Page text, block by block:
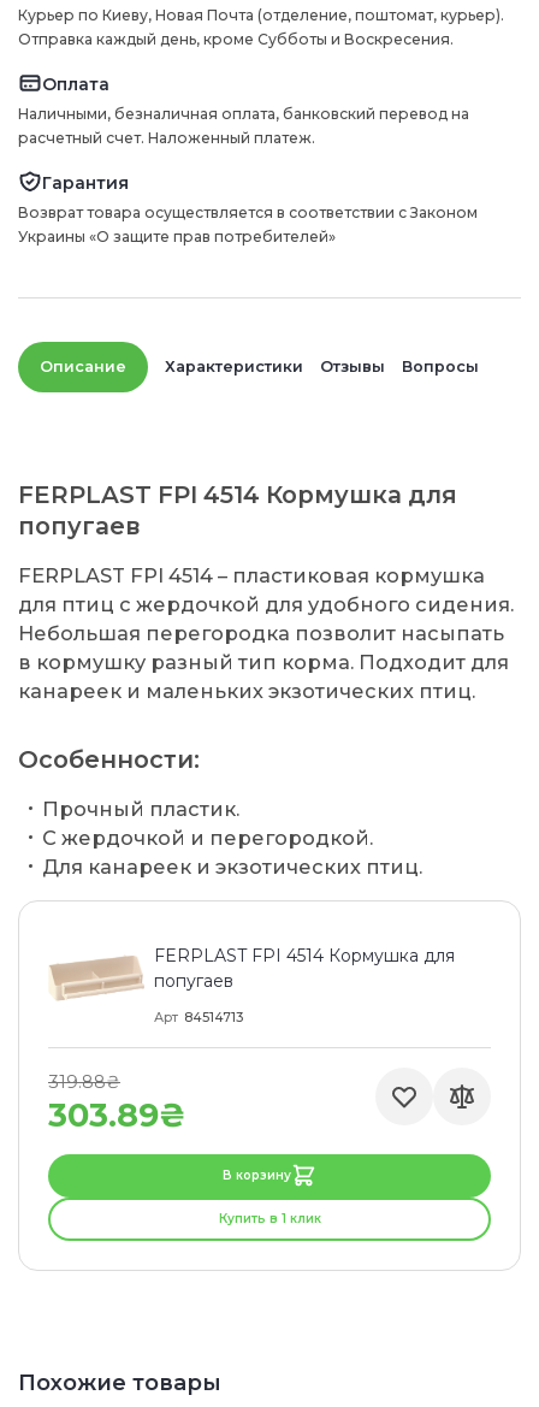
Курьер по Киеву, Новая Почта (отделение, поштомат, курьер).
Отправка каждый день, кроме Субботы и Воскресения.
Оплата
Наличными, безналичная оплата, банковский перевод на
расчетный счет. Наложенный платеж.
Гарантия
Возврат товара осуществляется в соответствии с Законом
Украины «О защите прав потребителей»
Описание Характеристики Отзывы Вопросы
FERPLAST FPI 4514 Кормушка для
попугаев
FERPLAST FPI 4514 – пластиковая кормушка
для птиц с жердочкой для удобного сидения.
Небольшая перегородка позволит насыпать
в кормушку разный тип корма. Подходит для
канареек и маленьких экзотических птиц.
Особенности:
Прочный пластик.
С жердочкой и перегородкой.
Для канареек и экзотических птиц.
FERPLAST FPI 4514 Кормушка для
попугаев
Арт 84514713
303.89₴
319.88₴
В корзину
Купить в 1 клик
Похожие товары